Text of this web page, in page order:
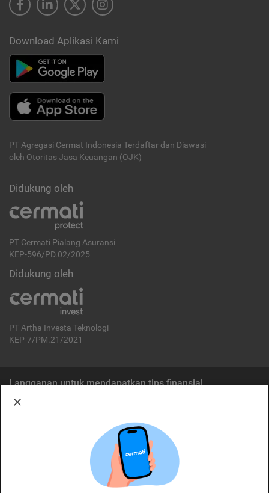
Download Aplikasi Kami
PT Agregasi Cermat Indonesia Terdaftar dan Diawasi
oleh Otoritas Jasa Keuangan (OJK)
Didukung oleh
PT Cermati Pialang Asuransi
KEP-596/PD.02/2025
Didukung oleh
PT Artha Investa Teknologi
KEP-7/PM.21/2021
Langganan untuk mendapatkan tips finansial
Cermati merupakan penyelenggara agregasi jasa keuangan yang terdaftar di
OJK. Oleh karena itu, produk dan/atau layanan jasa keuangan yang
ditawarkan bukan merupakan produk dan/atau layanan jasa keuangan yang
diterbitkan oleh Cermati dan Cermati tidak bertanggung jawab atas tuntutan